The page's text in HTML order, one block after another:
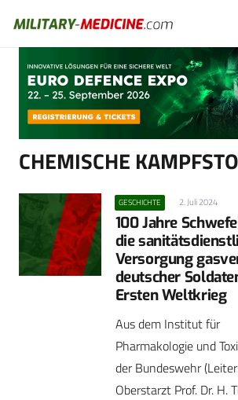
Anzeige
CHEMISCHE
GESCHICHTE 2. Juli 2024
100 Jahre
die
Versorgung
deutscher
Ersten Weltkrieg
Aus dem Institut für
Pharmakologie und
der Bundeswehr
Oberstarzt Prof. Dr. H.